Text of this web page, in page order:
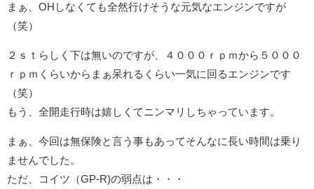
まぁ、OHしなくても全然行けそうな元気なエンジンですが
（笑）
２ｓｔらしく下は無いのですが、４０００ｒｐｍから５０００
ｒｐｍくらいからまぁ呆れるくらい一気に回るエンジンです
（笑）
もう、全開走行時は嬉しくてニンマリしちゃっています。
まぁ、今回は無保険と言う事もあってそんなに長い時間は乗り
ませんでした。
ただ、コイツ（GP-R)の弱点は・・・